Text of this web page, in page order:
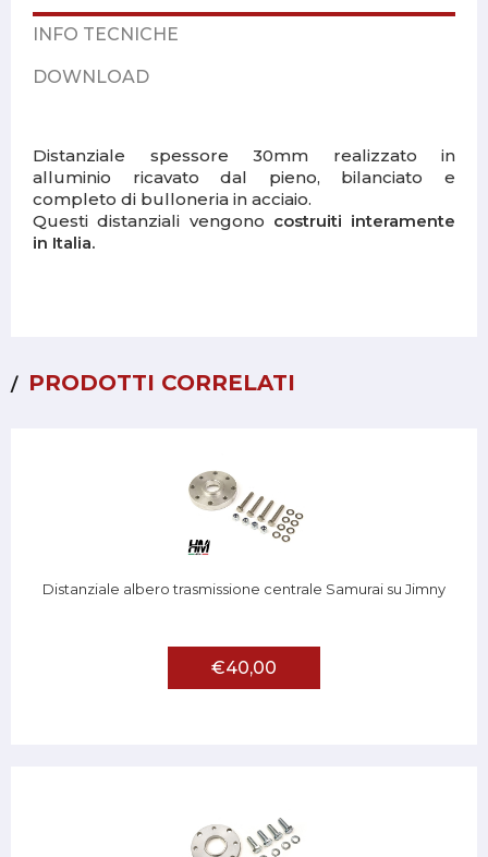
INFO TECNICHE
DOWNLOAD
Distanziale spessore 30mm realizzato in
alluminio ricavato dal pieno, bilanciato e
completo di bulloneria in acciaio.
Questi distanziali vengono costruiti interamente
in Italia.
PRODOTTI CORRELATI
Distanziale albero trasmissione centrale Samurai su Jimny
€40,00